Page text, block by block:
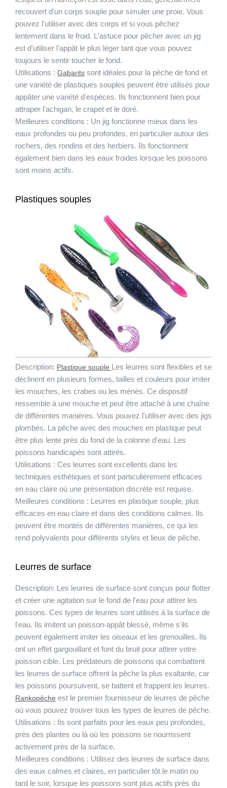
recouvert d'un corps souple pour simuler une proie. Vous
pouvez l'utiliser avec des corps et si vous pêchez
lentement dans le froid. L'astuce pour pêcher avec un jig
est d'utiliser l'appât le plus léger tant que vous pouvez
toujours le sentir toucher le fond.
Utilisations : Gabarits sont idéales pour la pêche de fond et
une variété de plastiques souples peuvent être utilisés pour
appâter une variété d'espèces. Ils fonctionnent bien pour
attraper l'achigan, le crapet et le doré.
Meilleures conditions : Un jig fonctionne mieux dans les
eaux profondes ou peu profondes, en particulier autour des
rochers, des rondins et des herbiers. Ils fonctionnent
également bien dans les eaux froides lorsque les poissons
sont moins actifs.
Plastiques souples
Description: Plastique souple Les leurres sont flexibles et se
déclinent en plusieurs formes, tailles et couleurs pour imiter
les mouches, les crabes ou les ménés. Ce dispositif
ressemble à une mouche et peut être attaché à une chaîne
de différentes manières. Vous pouvez l'utiliser avec des jigs
plombés. La pêche avec des mouches en plastique peut
être plus lente près du fond de la colonne d'eau. Les
poissons handicapés sont attirés.
Utilisations : Ces leurres sont excellents dans les
techniques esthétiques et sont particulièrement efficaces
en eau claire où une présentation discrète est requise.
Meilleures conditions : Leurres en plastique souple, plus
efficaces en eau claire et dans des conditions calmes. Ils
peuvent être montés de différentes manières, ce qui les
rend polyvalents pour différents styles et lieux de pêche.
Leurres de surface
Description: Les leurres de surface sont conçus pour flotter
et créer une agitation sur le fond de l'eau pour attirer les
poissons. Ces types de leurres sont utilisés à la surface de
l'eau. Ils imitent un poisson-appât blessé, même s'ils
peuvent également imiter les oiseaux et les grenouilles. Ils
ont un effet gargouillant et font du bruit pour attirer votre
poisson cible. Les prédateurs de poissons qui combattent
les leurres de surface offrent la pêche la plus exaltante, car
les poissons poursuivent, se battent et frappent les leurres.
Rankopêche est le premier fournisseur de leurres de pêche
où vous pouvez trouver tous les types de leurres de pêche.
Utilisations : Ils sont parfaits pour les eaux peu profondes,
près des plantes ou là où les poissons se nourrissent
activement près de la surface.
Meilleures conditions : Utilisez des leurres de surface dans
des eaux calmes et claires, en particulier tôt le matin ou
tard le soir, lorsque les poissons sont plus actifs près du